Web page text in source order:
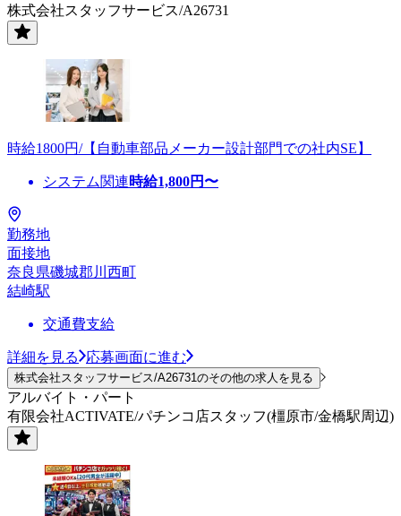
株式会社スタッフサービス/A26731
時給1800円/【自動車部品メーカー設計部門での社内SE】
システム関連時給1,800円〜
勤務地
面接地
奈良県磯城郡川西町
結崎駅
交通費支給
詳細を見る 応募画面に進む
株式会社スタッフサービス/A26731のその他の求人を見る
アルバイト・パート
有限会社ACTIVATE/パチンコ店スタッフ(橿原市/金橋駅周辺)